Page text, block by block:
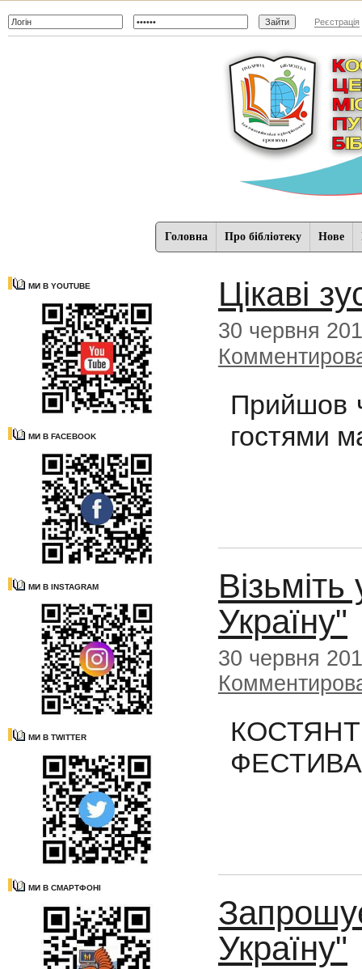
Реєстрація
Головна Про бібліотеку Нове
МИ В YOUTUBE
МИ В FACEBOOK
МИ В INSTAGRAM
МИ В TWITTER
МИ В СМАРТФОНІ
Цікаві
30 червня
Прийшов
гостями
Україну"
30 червня
Україну"